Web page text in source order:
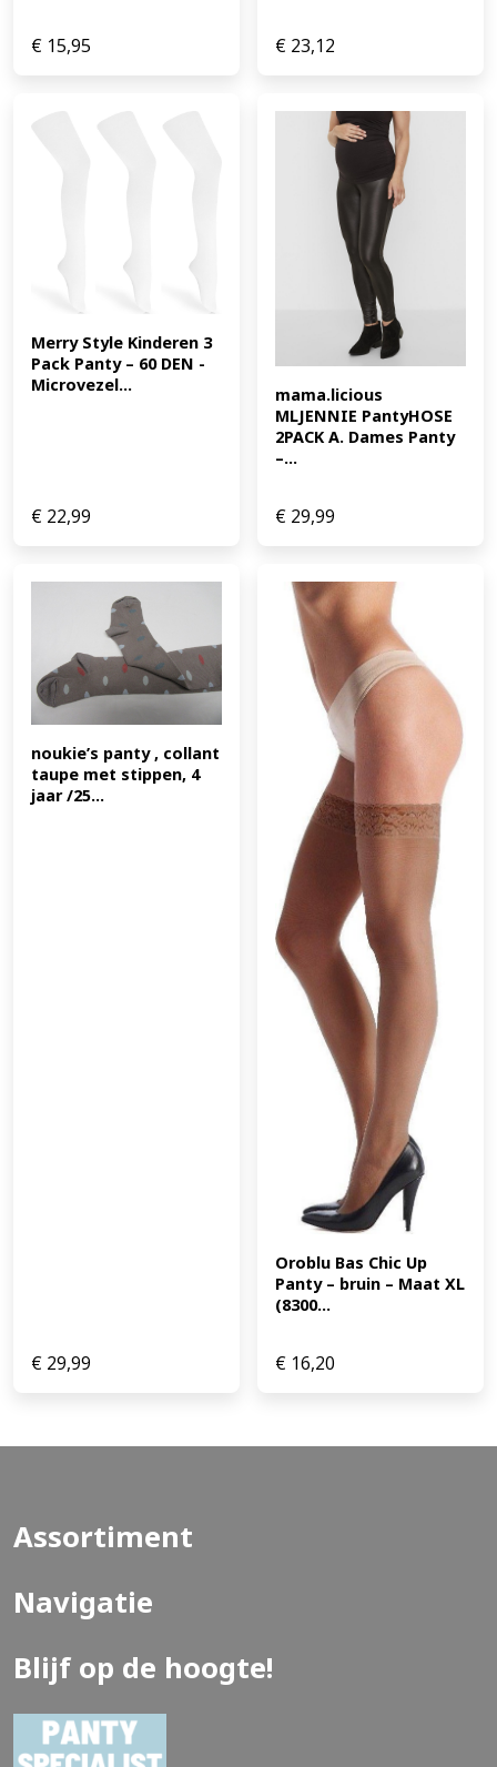
€ 15,95 € 23,12
Merry Style Kinderen 3
Pack Panty – 60 DEN -
Microvezel...
€ 22,99
mama.licious
MLJENNIE PantyHOSE
2PACK A. Dames Panty
–...
€ 29,99
noukie’s panty , collant
taupe met stippen, 4
jaar /25...
€ 29,99
Oroblu Bas Chic Up
Panty – bruin – Maat XL
(8300...
€ 16,20
Assortiment
Navigatie
Blijf op de hoogte!